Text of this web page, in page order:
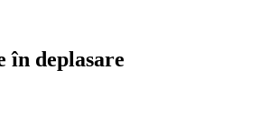
în deplasare